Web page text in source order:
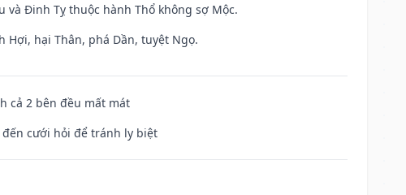
và Đinh Tỵ thuộc hành Thổ không sợ Mộc.
Hợi, hại Thân, phá Dần, tuyệt Ngọ.
cả 2 bên đều mất mát
cưới hỏi để tránh ly biệt